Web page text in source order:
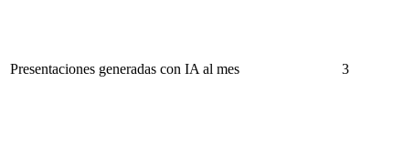
Presentaciones generadas con IA al mes 3